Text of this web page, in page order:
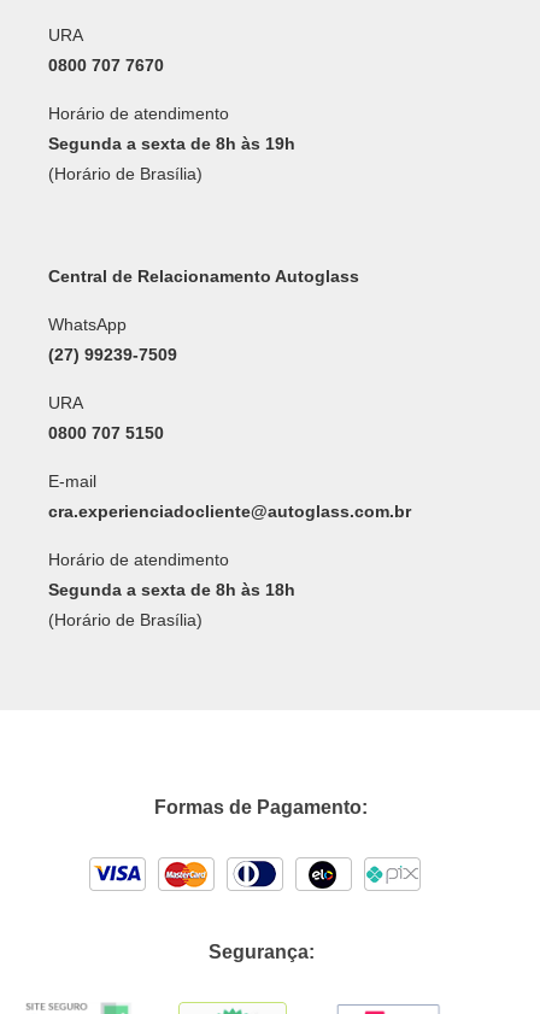
URA
0800 707 7670
Horário de atendimento
Segunda a sexta de 8h às 19h
(Horário de Brasília)
Central de Relacionamento Autoglass
WhatsApp
(27) 99239-7509
URA
0800 707 5150
E-mail
cra.experienciadocliente@autoglass.com.br
Horário de atendimento
Segunda a sexta de 8h às 18h
(Horário de Brasília)
Formas de Pagamento:
Segurança: